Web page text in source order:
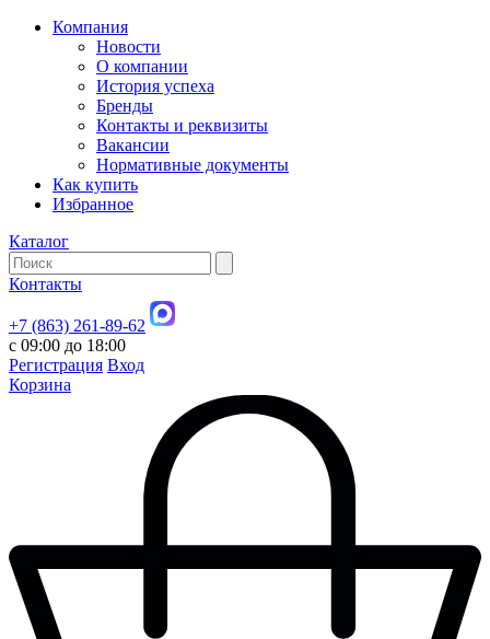
Компания
Новости
О компании
История успеха
Бренды
Контакты и реквизиты
Вакансии
Нормативные документы
Как купить
Избранное
Каталог
Контакты
+7 (863) 261-89-62
с 09:00 до 18:00
Регистрация Вход
Корзина